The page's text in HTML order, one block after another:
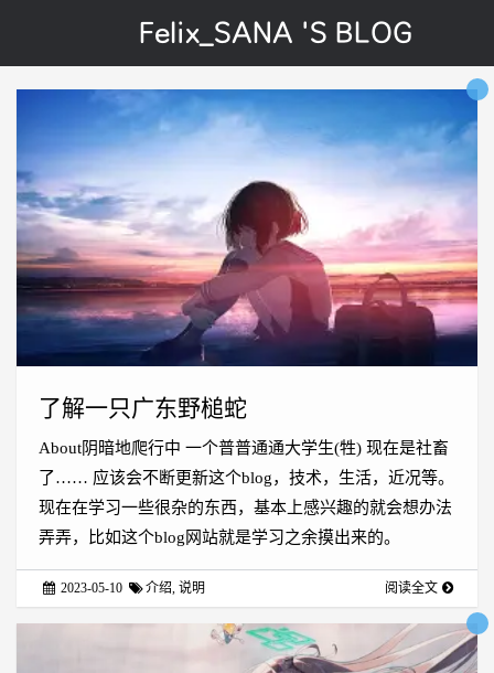
Felix_SANA 'S BLOG
了解一只广东野槌蛇
About阴暗地爬行中 一个普普通通大学生(牲) 现在是社畜
了…… 应该会不断更新这个blog，技术，生活，近况等。
现在在学习一些很杂的东西，基本上感兴趣的就会想办法
弄弄，比如这个blog网站就是学习之余摸出来的。
2023-05-10 介绍 ,说明 阅读全文